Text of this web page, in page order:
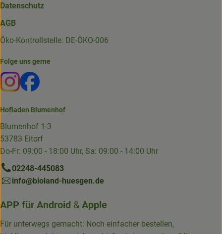
Datenschutz
AGB
Öko-Kontrollstelle: DE-ÖKO-006
Folge uns gerne
Externer Link zu https://www.instagram.com/die.hofkiste/
Externer Link zu https://www.facebook.com/p/Die-
Hofladen Blumenhof
Blumenhof 1-3
53783 Eitorf
Do-Fr: 09:00 - 18:00 Uhr, Sa: 09:00 - 14:00 Uhr
02248-445083
info@bioland-huesgen.de
APP für Android & Apple
Für unterwegs gemacht: Noch einfacher bestellen,